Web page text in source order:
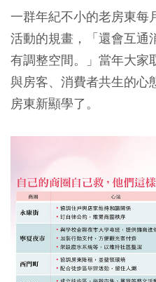
一群年紀不小的老房東每
活動的規畫，「還會互通
有調整空間。」當年大家
與房客、消費者共生的心
房東新顯學了。